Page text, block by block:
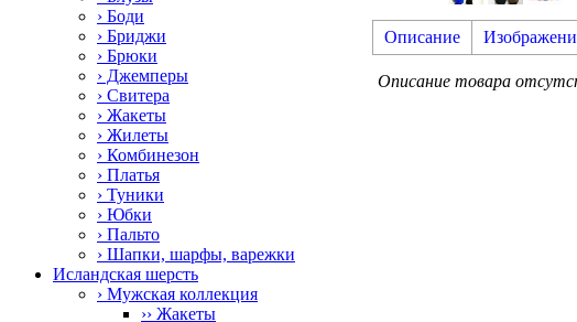
› Боди
› Бриджи
› Брюки
› Джемперы
› Свитера
› Жакеты
› Жилеты
› Комбинезон
› Платья
› Туники
› Юбки
› Пальто
› Шапки, шарфы, варежки
Исландская шерсть
› Мужская коллекция
›› Жакеты
Описание
Описание товара